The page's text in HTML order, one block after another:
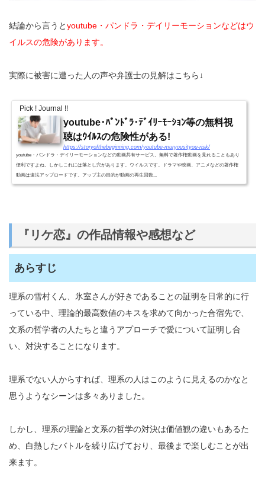
結論から言うとyoutube・パンドラ・デイリーモーションなどはウ
イルスの危険があります。
実際に被害に遭った人の声や弁護士の見解はこちら↓
Pick ! Journal !!
youtube･ﾊﾟﾝﾄﾞﾗ･ﾃﾞｲﾘｰﾓｰｼｮﾝ等の無料視
聴はｳｲﾙｽの危険性がある!
https://storyofthebeginning.com/youtube-muryousityou-risk/
youtube・パンドラ・デイリーモーションなどの動画共有サービス。無料で著作権動画を見れることもあり
便利ですよね。しかしこれには落とし穴があります。ウイルスです。ドラマや映画、アニメなどの著作権
動画は違法アップロードです。アップ主の目的が動画の再生回数...
『リケ恋』の作品情報や感想など
あらすじ
理系の雪村くん、氷室さんが好きであることの証明を日常的に行
っている中、理論的最高数値のキスを求めて向かった合宿先で、
文系の哲学者の人たちと違うアプローチで愛について証明し合
い、対決することになります。
理系でない人からすれば、理系の人はこのように見えるのかなと
思うようなシーンは多々ありました。
しかし、理系の理論と文系の哲学の対決は価値観の違いもあるた
め、白熱したバトルを繰り広げており、最後まで楽しむことが出
来ます。